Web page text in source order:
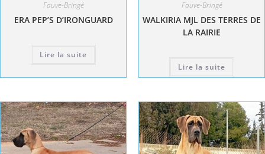
Fauve-Bringé
ERA PEP’S D’IRONGUARD
Lire la suite
Fauve-Bringé
WALKIRIA MJL DES TERRES DE
LA RAIRIE
Lire la suite